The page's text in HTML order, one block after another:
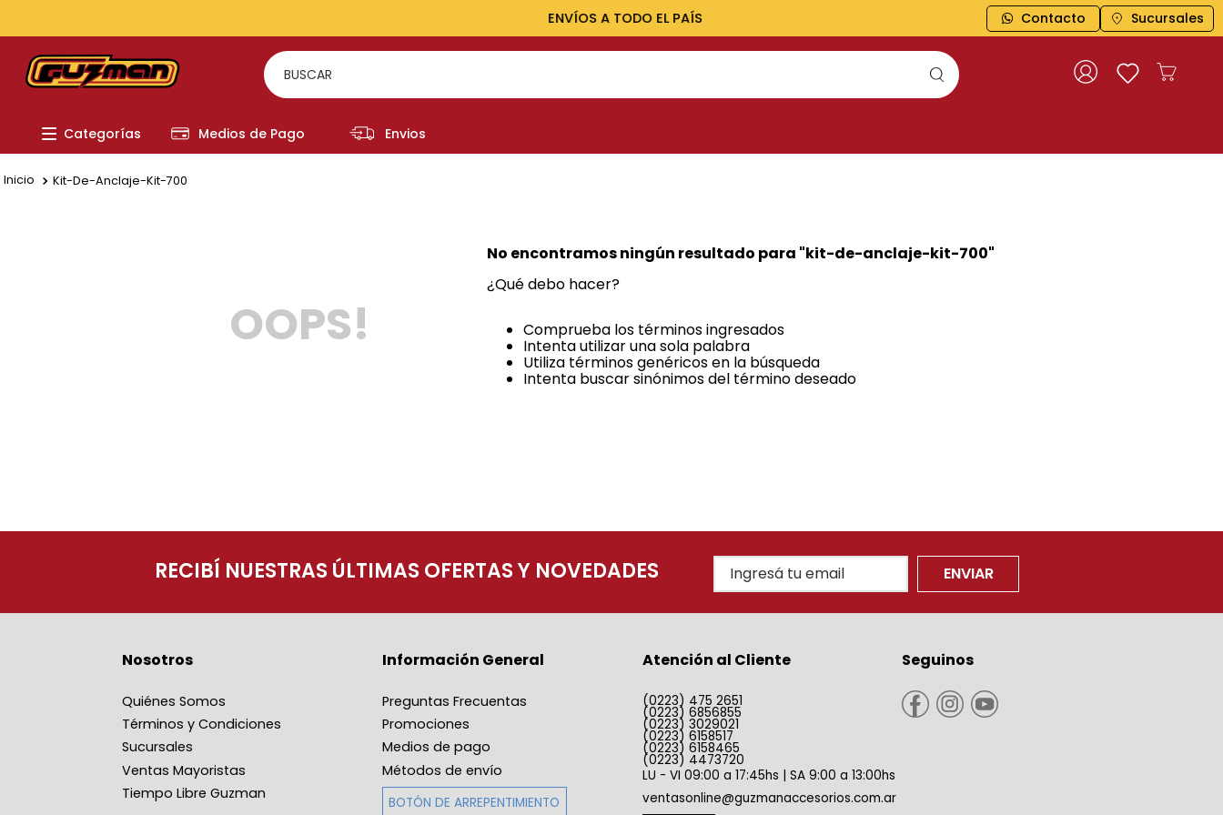
ENVÍOS A TODO EL PAÍS Contacto Sucursales
BUSCAR
Categorías Medios de Pago Envios
Kit-De-Anclaje-Kit-700
OOPS!
No encontramos ningún resultado para "kit-de-anclaje-kit-700"
¿Qué debo hacer?
Comprueba los términos ingresados
Intenta utilizar una sola palabra
Utiliza términos genéricos en la búsqueda
Intenta buscar sinónimos del término deseado
RECIBÍ NUESTRAS ÚLTIMAS OFERTAS Y NOVEDADES ENVIAR
Nosotros
Quiénes Somos
Términos y Condiciones
Sucursales
Ventas Mayoristas
Tiempo Libre Guzman
Información General
Preguntas Frecuentas
Promociones
Medios de pago
Métodos de envío
BOTÓN DE ARREPENTIMIENTO
Atención al Cliente
(0223) 475 2651
(0223) 6856855
(0223) 3029021
(0223) 6158517
(0223) 6158465
(0223) 4473720
LU - VI 09:00 a 17:45hs | SA 9:00 a 13:00hs
ventasonline@guzmanaccesorios.com.ar
Seguinos